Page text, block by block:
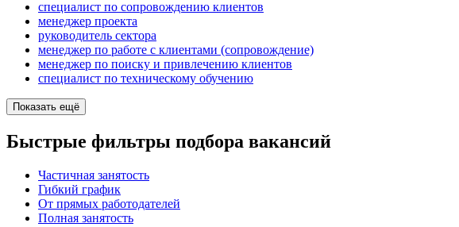
специалист по сопровождению клиентов
менеджер проекта
руководитель сектора
менеджер по работе с клиентами (сопровождение)
менеджер по поиску и привлечению клиентов
специалист по техническому обучению
Показать ещё
Быстрые фильтры подбора вакансий
Частичная занятость
Гибкий график
От прямых работодателей
Полная занятость